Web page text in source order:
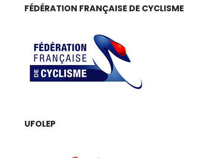
FÉDÉRATION FRANÇAISE DE CYCLISME
UFOLEP